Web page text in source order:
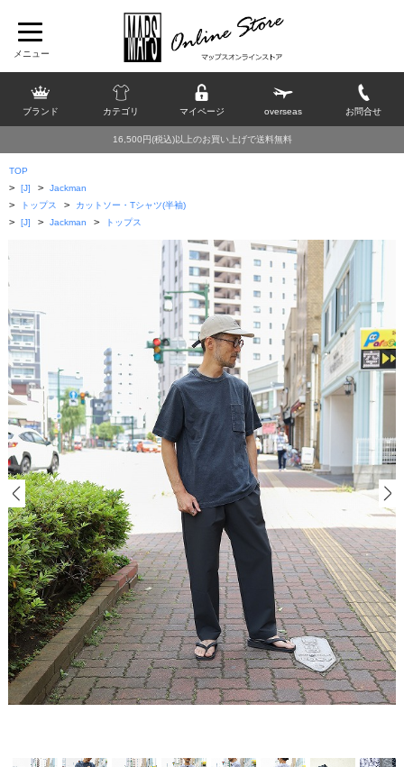
ブランド カテゴリ マイページ overseas お問合せ
16,500円(税込)以上のお買い上げで送料無料
TOP
> [J] > Jackman
> トップス > カットソー・Tシャツ(半袖)
> [J] > Jackman > トップス